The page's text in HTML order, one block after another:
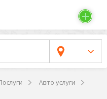
Авто услуги